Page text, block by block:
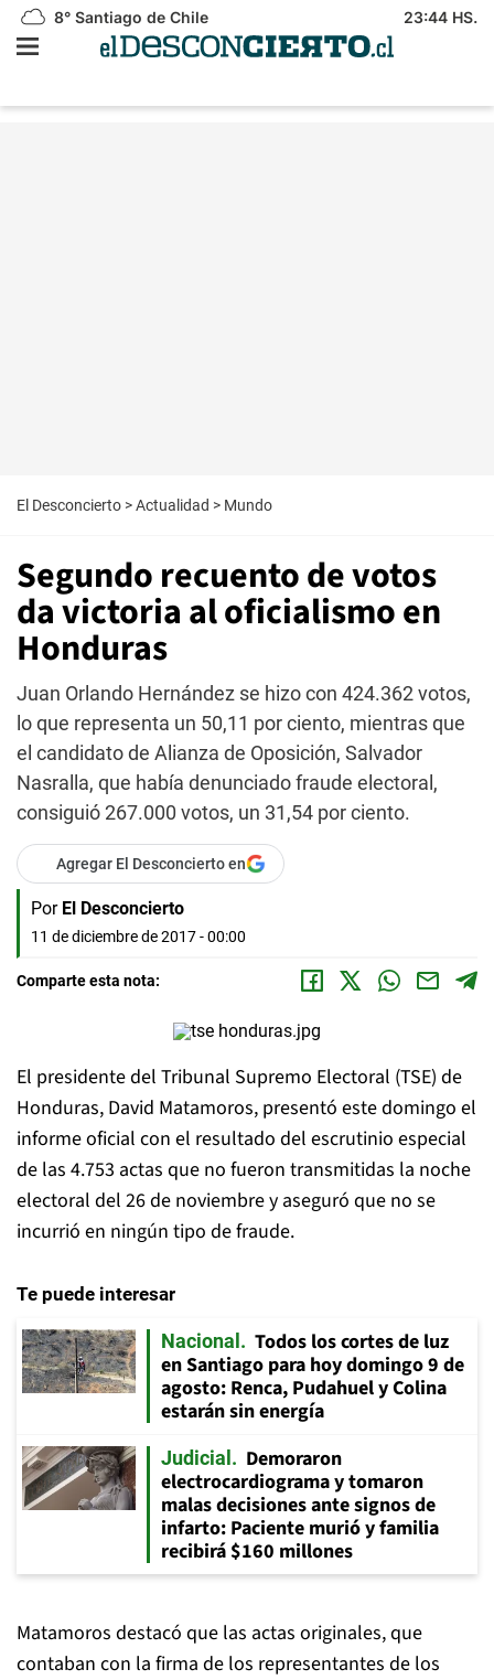
8° Santiago de Chile 23:44 HS.
El Desconcierto >Actualidad > Mundo
Segundo recuento de votos
da victoria al oficialismo en
Honduras
Juan Orlando Hernández se hizo con 424.362 votos,
lo que representa un 50,11 por ciento, mientras que
el candidato de Alianza de Oposición, Salvador
Nasralla, que había denunciado fraude electoral,
consiguió 267.000 votos, un 31,54 por ciento.
Agregar El Desconcierto en
Por El Desconcierto
11 de diciembre de 2017 - 00:00
Comparte esta nota:
El presidente del Tribunal Supremo Electoral (TSE) de
Honduras, David Matamoros, presentó este domingo el
informe oficial con el resultado del escrutinio especial
de las 4.753 actas que no fueron transmitidas la noche
electoral del 26 de noviembre y aseguró que no se
incurrió en ningún tipo de fraude.
Te puede interesar
Nacional
Todos los cortes de luz
en Santiago para hoy domingo 9 de
agosto: Renca, Pudahuel y Colina
estarán sin energía
Judicial
Demoraron
electrocardiograma y tomaron
malas decisiones ante signos de
infarto: Paciente murió y familia
recibirá $160 millones
Matamoros destacó que las actas originales, que
contaban con la firma de los representantes de los